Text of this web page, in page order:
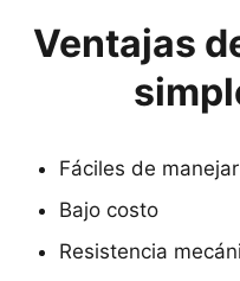
Ventajas
Fáciles de manejar
Bajo costo
Resistencia